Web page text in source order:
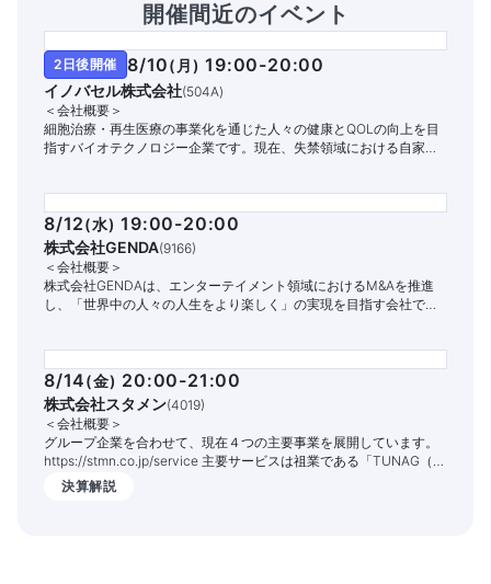
開催間近のイベント
2日後開催 8/10( 月) 19:00-20:00
イノバセル株式会社(504A)
＜会社概要＞
細胞治療・再生医療の事業化を通じた人々の健康とQOLの向上を目
指すバイオテクノロジー企業です。現在、失禁領域における自家細
8/12(水) 19:00-20:00
株式会社GENDA(9166)
＜会社概要＞
株式会社GENDAは、エンターテイメント領域におけるM&Aを推進
し、「世界中の人々の人生をより楽しく」の実現を目指す会社で
8/14(金) 20:00-21:00
株式会社スタメン(4019)
＜会社概要＞
グループ企業を合わせて、現在４つの主要事業を展開しています。
https://stmn.co.jp/service 主要サービスは祖業である「TUNAG（ツ
ナグ）」という組織エンゲージメントを高めるITサービスです。
1,400社以上の企業様でご活用いただいており、従業員の定着率向上
決算解説